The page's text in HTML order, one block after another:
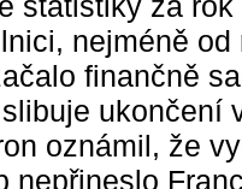
nejméně od
finančně
ukončení
oznámil, že
nepřineslo